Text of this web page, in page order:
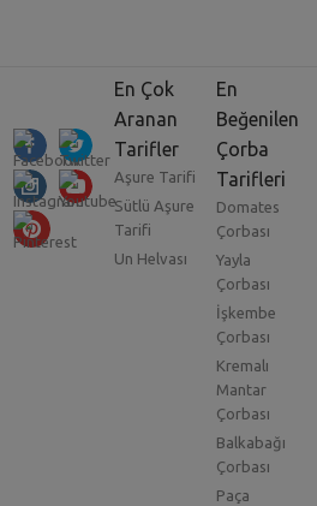
En Çok
Aranan
Tarifler
Aşure Tarifi
Sütlü Aşure
Tarifi
Un Helvası
En
Beğenilen
Çorba
Tarifleri
Domates
Çorbası
Yayla
Çorbası
İşkembe
Çorbası
Kremalı
Mantar
Çorbası
Balkabağı
Çorbası
Paça